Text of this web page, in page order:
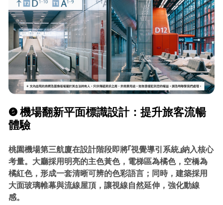
❺ 機場翻新平面標識設計：提升旅客流暢
體驗
桃園機場第三航廈在設計階段即將「視覺導引系統」納入核心
考量。大廳採用明亮的主色黃色，電梯區為橘色，空橋為
橘紅色，形成一套清晰可辨的色彩語言；同時，建築採用
大面玻璃帷幕與流線屋頂，讓視線自然延伸，強化動線
感。